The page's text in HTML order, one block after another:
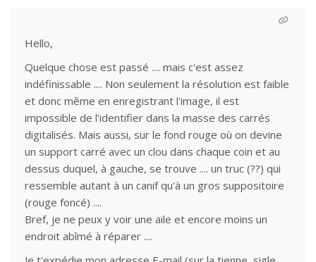
Hello,
Quelque chose est passé .... mais c'est assez
indéfinissable .... Non seulement la résolution est faible
et donc même en enregistrant l'image, il est
impossible de l’identifier dans la masse des carrés
digitalisés. Mais aussi, sur le fond rouge où on devine
un support carré avec un clou dans chaque coin et au
dessus duquel, à gauche, se trouve .... un truc (??) qui
ressemble autant à un canif qu'à un gros suppositoire
(rouge foncé) ....
Bref, je ne peux y voir une aile et encore moins un
endroit abîmé à réparer ....